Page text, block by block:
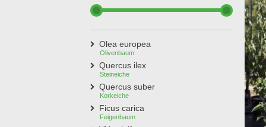
Olea europea
Olivenbaum
Quercus ilex
Steineiche
Quercus suber
Korkeiche
Ficus carica
Feigenbaum